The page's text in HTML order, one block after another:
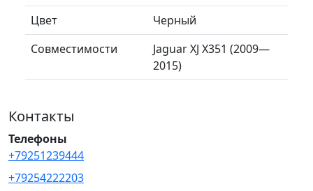
Цвет
Черный
Совместимости
Jaguar XJ X351 (2009—
2015)
Контакты
Телефоны
+79251239444
+79254222203